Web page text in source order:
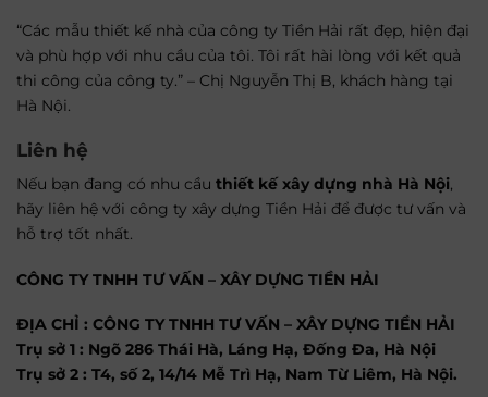
“Các mẫu thiết kế nhà của công ty Tiền Hải rất đẹp, hiện đại
và phù hợp với nhu cầu của tôi. Tôi rất hài lòng với kết quả
thi công của công ty.” – Chị Nguyễn Thị B, khách hàng tại
Hà Nội.
Liên hệ
Nếu bạn đang có nhu cầu thiết kế xây dựng nhà Hà Nội,
hãy liên hệ với công ty xây dựng Tiền Hải để được tư vấn và
hỗ trợ tốt nhất.
CÔNG TY TNHH TƯ VẤN – XÂY DỰNG TIỀN HẢI
ĐỊA CHỈ : CÔNG TY TNHH TƯ VẤN – XÂY DỰNG TIỀN HẢI
Trụ sở 1 : Ngõ 286 Thái Hà, Láng Hạ, Đống Đa, Hà Nội
Trụ sở 2 : T4, số 2, 14/14 Mễ Trì Hạ, Nam Từ Liêm, Hà Nội.